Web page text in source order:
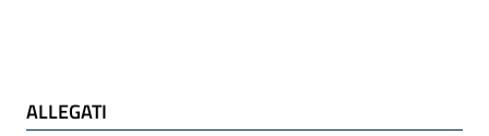
ALLEGATI e TI POTREBBE INTERESSARE
ALLEGATI